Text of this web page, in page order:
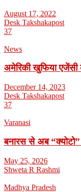
August 17, 2022
Desk Takshakapost
37
News
अमेरिकी खुफिया
December 14, 2023
Desk Takshakapost
37
Varanasi
बनारस से अब
May 25, 2026
Shweta R Rashmi
Madhya Pradesh